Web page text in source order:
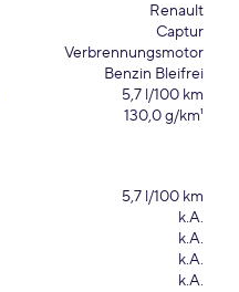
Renault
Captur
Verbrennungsmotor
Benzin Bleifrei
5,7 l/100 km
130,0 g/km¹
5,7 l/100 km
k.A.
k.A.
k.A.
k.A.